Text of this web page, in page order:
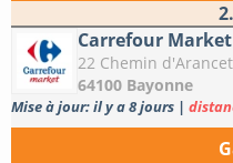
Carrefour
22 Chemin
64100 Bayonne
Mise à jour: il y a 8 jours |